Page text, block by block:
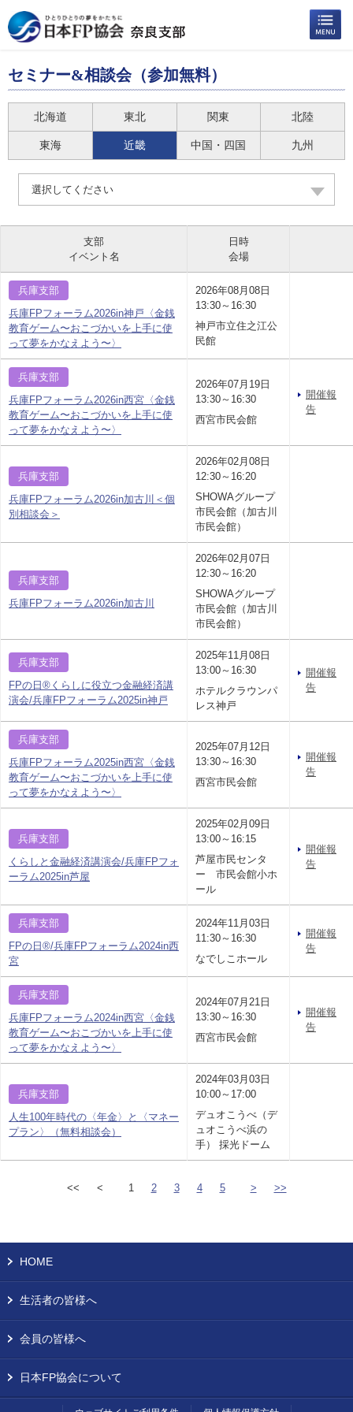
セミナー&相談会（参加無料）
北海道 東北 関東 北陸
東海 近畿 中国・四国 九州
選択してください
支部
イベント名
日時
会場
兵庫支部
兵庫FPフォーラム2026in神戸〈金銭
教育ゲーム〜おこづかいを上手に使
って夢をかなえよう〜〉
2026年08月08日
13:30～16:30
神戸市立住之江公
民館
兵庫支部
兵庫FPフォーラム2026in西宮〈金銭
教育ゲーム〜おこづかいを上手に使
って夢をかなえよう〜〉
2026年07月19日
13:30～16:30
西宮市民会館
開催報
告
兵庫支部
兵庫FPフォーラム2026in加古川＜個
別相談会＞
2026年02月08日
12:30～16:20
SHOWAグループ
市民会館（加古川
市民会館）
兵庫支部
兵庫FPフォーラム2026in加古川
2026年02月07日
12:30～16:20
SHOWAグループ
市民会館（加古川
市民会館）
兵庫支部
FPの日®くらしに役立つ金融経済講
演会/兵庫FPフォーラム2025in神戸
2025年11月08日
13:00～16:30
ホテルクラウンパ
レス神戸
開催報
告
兵庫支部
兵庫FPフォーラム2025in西宮〈金銭
教育ゲーム〜おこづかいを上手に使
って夢をかなえよう〜〉
2025年07月12日
13:30～16:30
西宮市民会館
開催報
告
兵庫支部
くらしと金融経済講演会/兵庫FPフォ
ーラム2025in芦屋
2025年02月09日
13:00～16:15
芦屋市民センタ
ー 市民会館小ホ
ール
開催報
告
兵庫支部
FPの日®/兵庫FPフォーラム2024in西
宮
2024年11月03日
11:30～16:30
なでしこホール
開催報
告
兵庫支部
兵庫FPフォーラム2024in西宮〈金銭
教育ゲーム〜おこづかいを上手に使
って夢をかなえよう〜〉
2024年07月21日
13:30～16:30
西宮市民会館
開催報
告
兵庫支部
人生100年時代の〈年金〉と〈マネー
プラン〉（無料相談会）
2024年03月03日
10:00～17:00
デュオこうべ（デ
ュオこうべ浜の
手） 採光ドーム
<< < 1 2 3 4 5 > >>
HOME
生活者の皆様へ
会員の皆様へ
日本FP協会について